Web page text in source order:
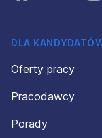
DLA
Oferty pracy
Pracodawcy
Porady